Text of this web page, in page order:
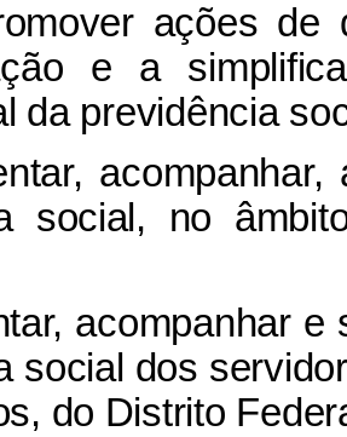
ações de
e a
da previdência
social, no
acompanhar e
social dos
do Distrito